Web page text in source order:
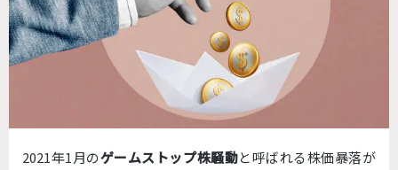
2021年1月のゲームストップ株騒動と呼ばれる株価暴落が